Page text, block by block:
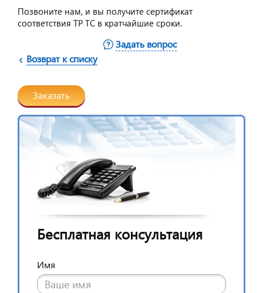
Позвоните нам, и вы получите сертификат
соответствия ТР ТС в кратчайшие сроки.
Возврат к списку
Задать вопрос
Заказать
Бесплатная консультация
Имя